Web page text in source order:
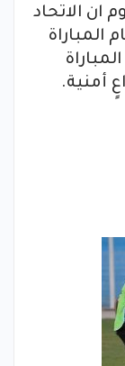
ان الاتحاد
المباراة
أمنية.